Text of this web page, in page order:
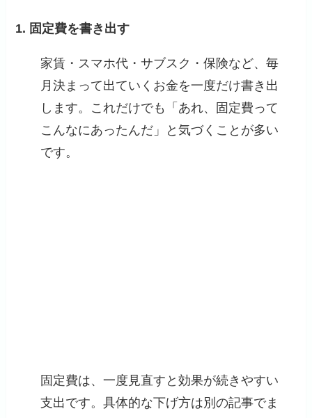
1. 固定費を書き出す
家賃・スマホ代・サブスク・保険など、毎
月決まって出ていくお金を一度だけ書き出
します。これだけでも「あれ、固定費って
こんなにあったんだ」と気づくことが多い
です。
固定費は、一度見直すと効果が続きやすい
支出です。具体的な下げ方は別の記事でま